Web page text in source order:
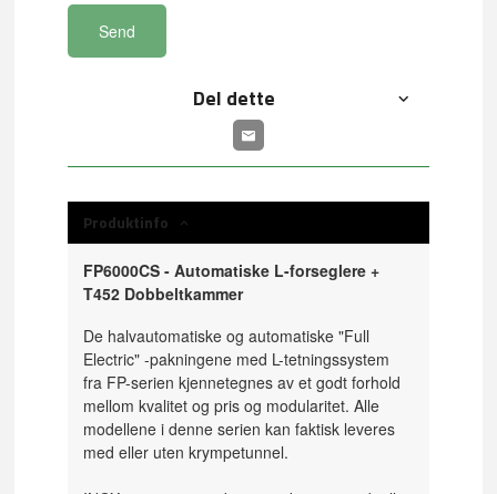
Send
Del dette
Produktinfo
FP6000CS - Automatiske L-forseglere +
T452 Dobbeltkammer
De halvautomatiske og automatiske "Full
Electric" -pakningene med L-tetningssystem
fra FP-serien kjennetegnes av et godt forhold
mellom kvalitet og pris og modularitet. Alle
modellene i denne serien kan faktisk leveres
med eller uten krympetunnel.